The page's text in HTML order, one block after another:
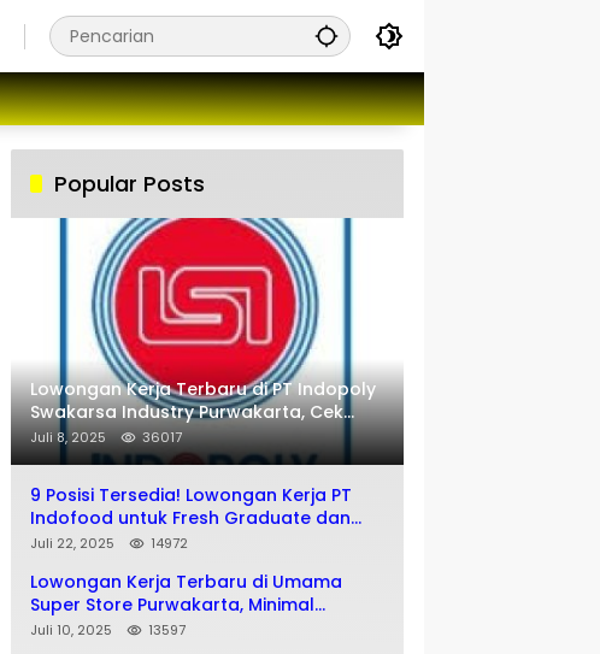
Popular Posts
Lowongan Kerja Terbaru di PT Indopoly
Swakarsa Industry Purwakarta, Cek
Selengkapnya disini
Juli 8, 2025 36017
9 Posisi Tersedia! Lowongan Kerja PT
Indofood untuk Fresh Graduate dan
Tamatan SMA SMK
Juli 22, 2025 14972
Lowongan Kerja Terbaru di Umama
Super Store Purwakarta, Minimal
Lulusan SMA SMK
Juli 10, 2025 13597